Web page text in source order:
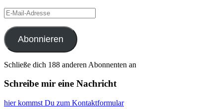
E-
Mail-
Adresse
Abonnieren
Schließe dich 188 anderen Abonnenten an
Schreibe mir eine Nachricht
hier kommst Du zum Kontaktformular